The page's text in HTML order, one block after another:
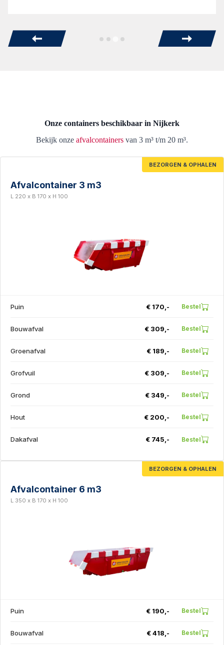
Onze containers beschikbaar in Nijkerk
Bekijk onze afvalcontainers van 3 m³ t/m 20 m³.
BEZORGEN & OPHALEN
Afvalcontainer 3 m3
L 220 x B 170 x H 100
Puin € 170,- Bestel
Bouwafval € 309,- Bestel
Groenafval € 189,- Bestel
Grofvuil € 309,- Bestel
Grond € 349,- Bestel
Hout € 200,- Bestel
Dakafval € 745,- Bestel
BEZORGEN & OPHALEN
Afvalcontainer 6 m3
L 350 x B 170 x H 100
Puin € 190,- Bestel
Bouwafval € 418,- Bestel